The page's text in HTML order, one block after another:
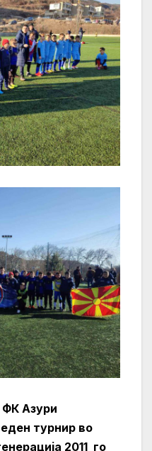
Азури
турнир во
2011 го